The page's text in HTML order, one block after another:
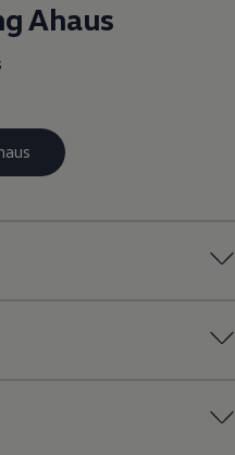
Zubehör
finden
Karten und Radio
Ahaus